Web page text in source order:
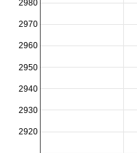
2920
2930
2940
2950
2960
2970
2980